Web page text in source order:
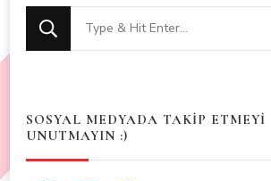
Looking
for
SOSYAL MEDYADA TAKİP ETMEYİ
UNUTMAYIN :)